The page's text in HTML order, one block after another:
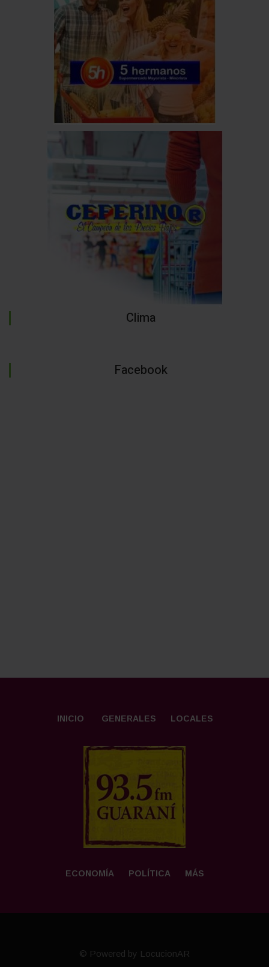
Clima
Facebook
INICIO GENERALES LOCALES
ECONOMÍA POLÍTICA MÁS
© Powered by LocucionAR